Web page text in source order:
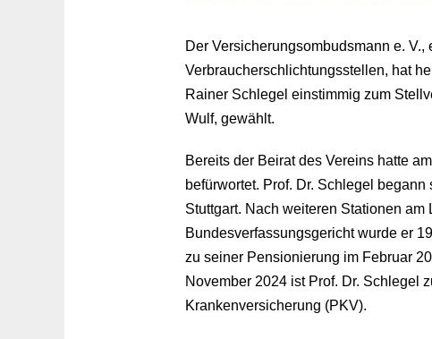
Der Versicherungsombudsmann e.
Verbraucherschlichtungsstellen, hat
Rainer Schlegel einstimmig zum
Wulf, gewählt.
Bereits der Beirat des Vereins hatte
befürwortet. Prof. Dr. Schlegel
Stuttgart. Nach weiteren Stationen
Bundesverfassungsgericht wurde er
zu seiner Pensionierung im Februar
November 2024 ist Prof. Dr. Schlegel
Krankenversicherung (PKV).